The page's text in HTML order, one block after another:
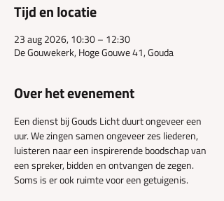
Tijd en locatie
23 aug 2026, 10:30 – 12:30
De Gouwekerk, Hoge Gouwe 41, Gouda
Over het evenement
Een dienst bij Gouds Licht duurt ongeveer een
uur. We zingen samen ongeveer zes liederen,
luisteren naar een inspirerende boodschap van
een spreker, bidden en ontvangen de zegen.
Soms is er ook ruimte voor een getuigenis.